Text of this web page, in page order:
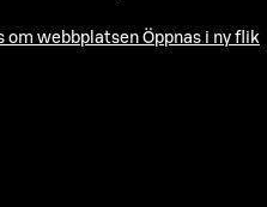
om webbplatsen Öppnas i ny flik